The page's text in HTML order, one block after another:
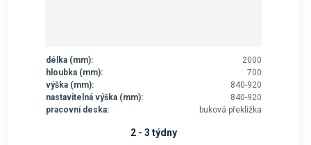
délka (mm):
2000
hloubka (mm):
700
výška (mm):
840-920
nastavitelná výška (mm):
840-920
pracovní deska:
buková překližka
2 - 3 týdny